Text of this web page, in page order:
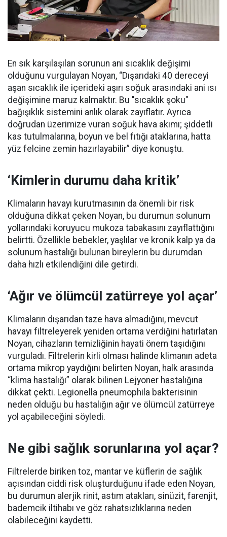
En sık karşılaşılan sorunun ani sıcaklık değişimi
olduğunu vurgulayan Noyan, “Dışarıdaki 40 dereceyi
aşan sıcaklık ile içerideki aşırı soğuk arasındaki ani ısı
değişimine maruz kalmaktır. Bu "sıcaklık şoku"
bağışıklık sistemini anlık olarak zayıflatır. Ayrıca
doğrudan üzerimize vuran soğuk hava akımı; şiddetli
kas tutulmalarına, boyun ve bel fıtığı ataklarına, hatta
yüz felcine zemin hazırlayabilir” diye konuştu.
‘Kimlerin durumu daha kritik’
Klimaların havayı kurutmasının da önemli bir risk
olduğuna dikkat çeken Noyan, bu durumun solunum
yollarındaki koruyucu mukoza tabakasını zayıflattığını
belirtti. Özellikle bebekler, yaşlılar ve kronik kalp ya da
solunum hastalığı bulunan bireylerin bu durumdan
daha hızlı etkilendiğini dile getirdi.
‘Ağır ve ölümcül zatürreye yol açar’
Klimaların dışarıdan taze hava almadığını, mevcut
havayı filtreleyerek yeniden ortama verdiğini hatırlatan
Noyan, cihazların temizliğinin hayati önem taşıdığını
vurguladı. Filtrelerin kirli olması halinde klimanın adeta
ortama mikrop yaydığını belirten Noyan, halk arasında
“klima hastalığı” olarak bilinen Lejyoner hastalığına
dikkat çekti. Legionella pneumophila bakterisinin
neden olduğu bu hastalığın ağır ve ölümcül zatürreye
yol açabileceğini söyledi.
Ne gibi sağlık sorunlarına yol açar?
Filtrelerde biriken toz, mantar ve küflerin de sağlık
açısından ciddi risk oluşturduğunu ifade eden Noyan,
bu durumun alerjik rinit, astım atakları, sinüzit, farenjit,
bademcik iltihabı ve göz rahatsızlıklarına neden
olabileceğini kaydetti.